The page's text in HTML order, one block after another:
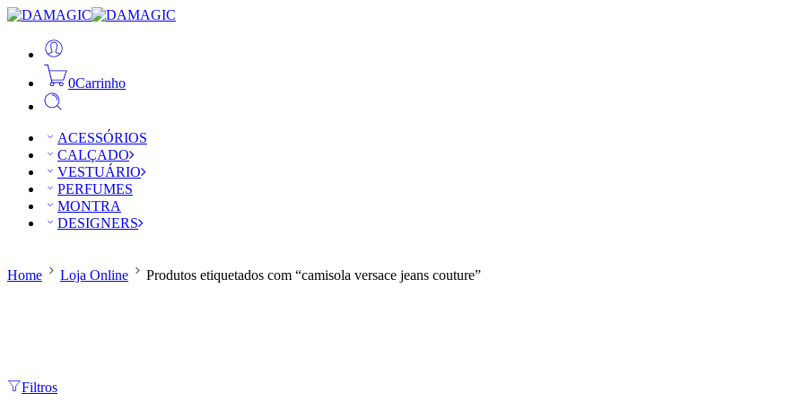
0Carrinho
ACESSÓRIOS
CALÇADO
VESTUÁRIO
PERFUMES
MONTRA
DESIGNERS
Home Loja Online Produtos etiquetados com “camisola versace jeans couture”
Filtros